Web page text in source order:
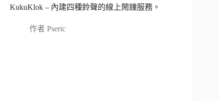
KukuKlok – 內建四種鈴聲的線上鬧鐘服務。
作者 Pseric